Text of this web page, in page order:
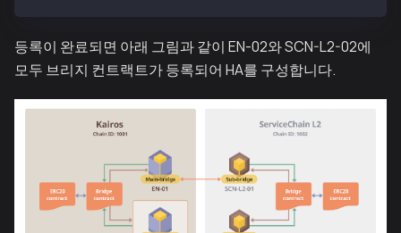
등록이 완료되면 아래 그림과 같이 EN-02와 SCN-L2-02에
모두 브리지 컨트랙트가 등록되어 HA를 구성합니다.